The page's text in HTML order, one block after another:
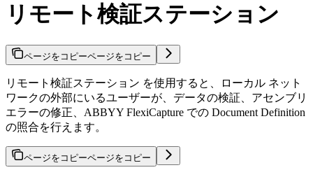
リモート検証ステーション
ページをコピーページをコピー
リモート検証ステーション を使用すると、ローカル ネット
ワークの外部にいるユーザーが、データの検証、アセンブリ
エラーの修正、ABBYY FlexiCapture での Document Definition
の照合を行えます。
ページをコピーページをコピー